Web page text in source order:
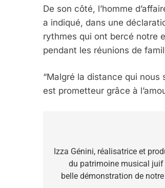
De son côté, l’homme
a indiqué, dans une
rythmes qui ont bercé notre
pendant les réunions de
“Malgré la distance qui nous
est prometteur grâce à
de
l’article
Izza Génini, réalisatrice et
du patrimoine musical
belle démonstration de
FIÈRE,
ISRAÉL